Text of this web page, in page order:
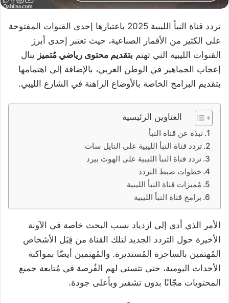
تردد قناة النبأ الليبية 2025 باعتبارها إحدى القنوات المفتوحة
على الكثير من الأقمار الصناعية، حيث تعتبر إحدى أبرز
القنوات الليبية التي تهتم بتقديم محتوى رياضي مُتميز ينال
إعجاب الجماهير في الوطن العربي، بالإضافة إلى اهتمامها
بتقديم البرامج الخاصة بالأوضاع الراهنة في الشارع الليبي.
العناوين الرئيسية
نبذة عن قناة النبأ
تردد قناة النبأ الليبية على النايل سات
تردد قناة النبأ الليبية على الهوت بيرد
خطوات ضبط التردد
مُميزات قناة النبأ الليبية
برامج قناة النبأ الليبية
الأمر الذي أدى إلى ازدياد نسب البحث خاصة في الآونة
الأخيرة حول التردد الجديد لتلك القناة من قِبَل الأشخاص
المُهتمين بالساحرة المُستديرة. والمُهتمين أيضّا بمواكبة
الأحداث اليومية، حتى تتسنى لهم الفُرصة في مُتابعة جميع
المحتويات مجّانًا بدون تشفير وبأعلى جودة.